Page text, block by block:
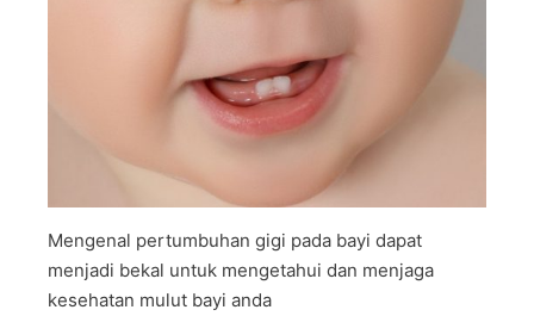
Mengenal pertumbuhan gigi pada bayi dapat
menjadi bekal untuk mengetahui dan menjaga
kesehatan mulut bayi anda